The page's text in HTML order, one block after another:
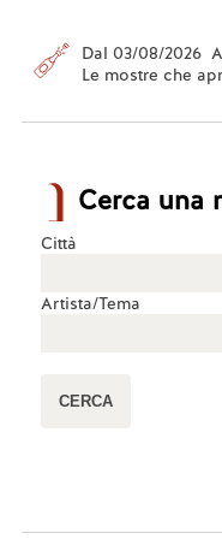
Dal 03/08/2026
Le mostre che
Cerca una
Città
Artista/Tema